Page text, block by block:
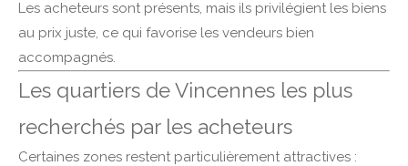
Les acheteurs sont présents, mais ils privilégient les biens
au prix juste, ce qui favorise les vendeurs bien
accompagnés.
Les quartiers de Vincennes les plus
recherchés par les acheteurs
Certaines zones restent particulièrement attractives :